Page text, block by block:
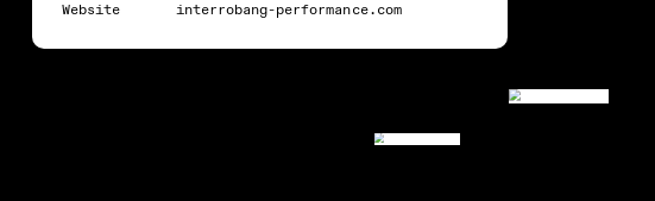
Website
interrobang-performance.com